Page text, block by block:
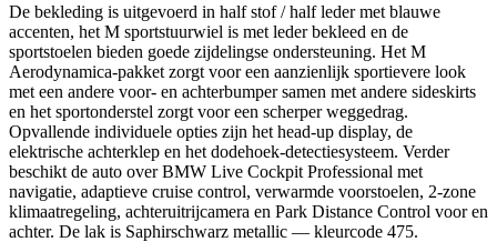
De bekleding is uitgevoerd in half stof / half leder met blauwe
accenten, het M sportstuurwiel is met leder bekleed en de
sportstoelen bieden goede zijdelingse ondersteuning. Het M
Aerodynamica-pakket zorgt voor een aanzienlijk sportievere look
met een andere voor- en achterbumper samen met andere sideskirts
en het sportonderstel zorgt voor een scherper weggedrag.
Opvallende individuele opties zijn het head-up display, de
elektrische achterklep en het dodehoek-detectiesysteem. Verder
beschikt de auto over BMW Live Cockpit Professional met
navigatie, adaptieve cruise control, verwarmde voorstoelen, 2-zone
klimaatregeling, achteruitrijcamera en Park Distance Control voor en
achter. De lak is Saphirschwarz metallic — kleurcode 475.